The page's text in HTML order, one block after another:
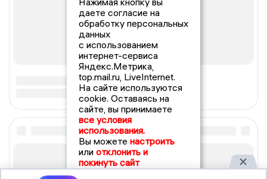
даете согласие на
обработку персональных
данных
с использованием
интернет-сервиса
Яндекс.Метрика,
top.mail.ru, LiveInternet.
На сайте используются
cookie. Оставаясь на
сайте, вы принимаете
все условия
использования.
Вы можете настроить
или отклонить и
покинуть сайт